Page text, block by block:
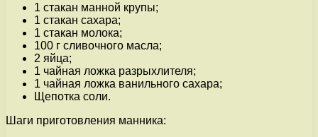
1 стакан манной крупы;
1 стакан сахара;
1 стакан молока;
100 г сливочного масла;
2 яйца;
1 чайная ложка разрыхлителя;
1 чайная ложка ванильного сахара;
Щепотка соли.
Шаги приготовления манника: